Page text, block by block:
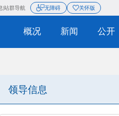
府|国务院信息|站群导航 无障碍
概况
领导信息